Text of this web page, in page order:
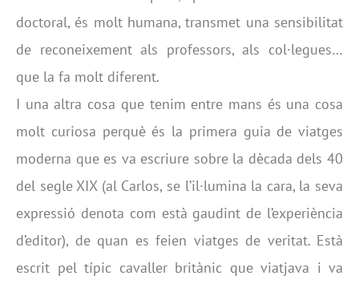
doctoral, és molt humana, transmet una sensibilitat
de reconeixement als professors, als col·legues…
que la fa molt diferent.
I una altra cosa que tenim entre mans és una cosa
molt curiosa perquè és la primera guia de viatges
moderna que es va escriure sobre la dècada dels 40
del segle XIX (al Carlos, se l’il·lumina la cara, la seva
expressió denota com està gaudint de l’experiència
d’editor), de quan es feien viatges de veritat. Està
escrit pel típic cavaller britànic que viatjava i va